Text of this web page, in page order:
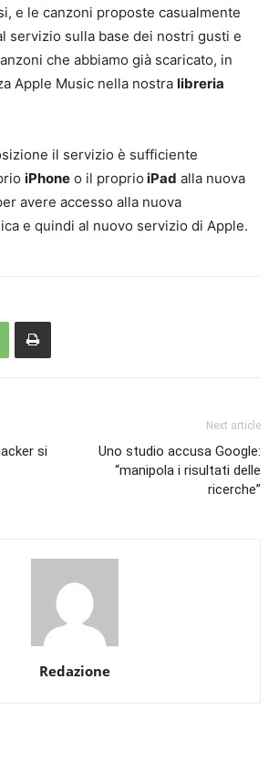
e le canzoni proposte casualmente
servizio sulla base dei nostri gusti e
che abbiamo già scaricato, in
Apple Music nella nostra libreria
il servizio è sufficiente
iPhone o il proprio iPad alla nuova
avere accesso alla nuova
e quindi al nuovo servizio di Apple.
si
Next article
Uno studio accusa Google:
“manipola i risultati delle
ricerche”
Redazione